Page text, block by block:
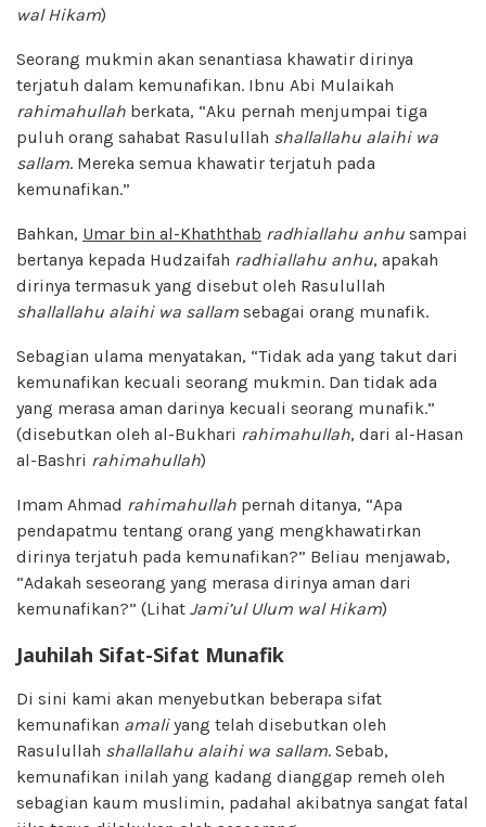
wal Hikam)
Seorang mukmin akan senantiasa khawatir dirinya
terjatuh dalam kemunafikan. Ibnu Abi Mulaikah
rahimahullah berkata, “Aku pernah menjumpai tiga
puluh orang sahabat Rasulullah shallallahu alaihi wa
sallam. Mereka semua khawatir terjatuh pada
kemunafikan.”
Bahkan, Umar bin al-Khaththab radhiallahu anhu sampai
bertanya kepada Hudzaifah radhiallahu anhu, apakah
dirinya termasuk yang disebut oleh Rasulullah
shallallahu alaihi wa sallam sebagai orang munafik.
Sebagian ulama menyatakan, “Tidak ada yang takut dari
kemunafikan kecuali seorang mukmin. Dan tidak ada
yang merasa aman darinya kecuali seorang munafik.”
(disebutkan oleh al-Bukhari rahimahullah, dari al-Hasan
al-Bashri rahimahullah)
Imam Ahmad rahimahullah pernah ditanya, “Apa
pendapatmu tentang orang yang mengkhawatirkan
dirinya terjatuh pada kemunafikan?” Beliau menjawab,
“Adakah seseorang yang merasa dirinya aman dari
kemunafikan?” (Lihat Jami’ul Ulum wal Hikam)
Jauhilah Sifat-Sifat Munafik
Di sini kami akan menyebutkan beberapa sifat
kemunafikan amaliyang telah disebutkan oleh
Rasulullah shallallahu alaihi wa sallam. Sebab,
kemunafikan inilah yang kadang dianggap remeh oleh
sebagian kaum muslimin, padahal akibatnya sangat fatal